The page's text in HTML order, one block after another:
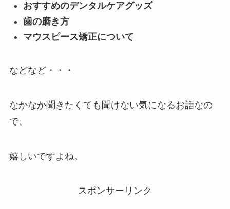
おすすめのデンタルケアグッズ
歯の磨き方
マウスピース矯正について
などなど・・・
なかなか聞きたくても聞けない気になるお話なの
で、
嬉しいですよね。
スポンサーリンク